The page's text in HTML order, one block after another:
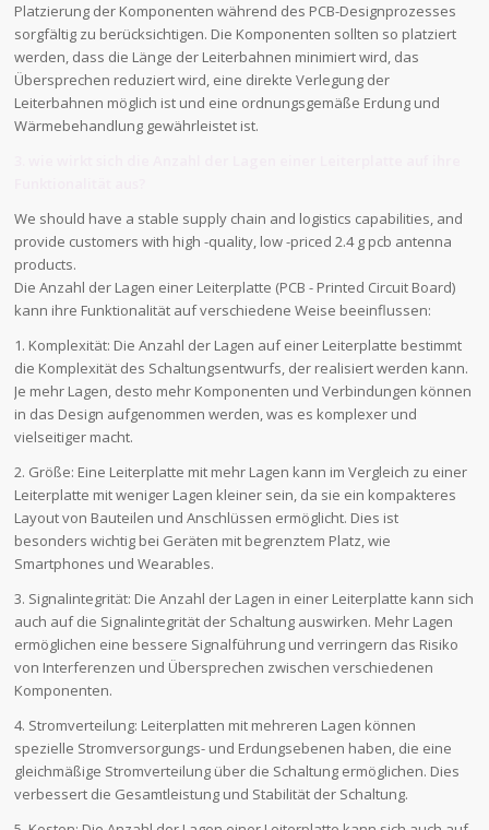
Platzierung der Komponenten während des PCB-Designprozesses
sorgfältig zu berücksichtigen. Die Komponenten sollten so platziert
werden, dass die Länge der Leiterbahnen minimiert wird, das
Übersprechen reduziert wird, eine direkte Verlegung der
Leiterbahnen möglich ist und eine ordnungsgemäße Erdung und
Wärmebehandlung gewährleistet ist.
We should have a stable supply chain and logistics capabilities, and
provide customers with high -quality, low -priced 2.4 g pcb antenna
products.
Die Anzahl der Lagen einer Leiterplatte (PCB - Printed Circuit Board)
kann ihre Funktionalität auf verschiedene Weise beeinflussen:
1. Komplexität: Die Anzahl der Lagen auf einer Leiterplatte bestimmt
die Komplexität des Schaltungsentwurfs, der realisiert werden kann.
Je mehr Lagen, desto mehr Komponenten und Verbindungen können
in das Design aufgenommen werden, was es komplexer und
vielseitiger macht.
2. Größe: Eine Leiterplatte mit mehr Lagen kann im Vergleich zu einer
Leiterplatte mit weniger Lagen kleiner sein, da sie ein kompakteres
Layout von Bauteilen und Anschlüssen ermöglicht. Dies ist
besonders wichtig bei Geräten mit begrenztem Platz, wie
Smartphones und Wearables.
3. Signalintegrität: Die Anzahl der Lagen in einer Leiterplatte kann sich
auch auf die Signalintegrität der Schaltung auswirken. Mehr Lagen
ermöglichen eine bessere Signalführung und verringern das Risiko
von Interferenzen und Übersprechen zwischen verschiedenen
Komponenten.
4. Stromverteilung: Leiterplatten mit mehreren Lagen können
spezielle Stromversorgungs- und Erdungsebenen haben, die eine
gleichmäßige Stromverteilung über die Schaltung ermöglichen. Dies
verbessert die Gesamtleistung und Stabilität der Schaltung.